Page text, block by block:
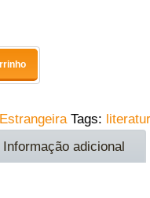
Tags:
Informação adicional